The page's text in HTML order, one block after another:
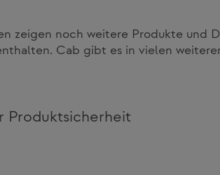
zeigen noch weitere Produkte und
Cab gibt es in vielen
Produktsicherheit